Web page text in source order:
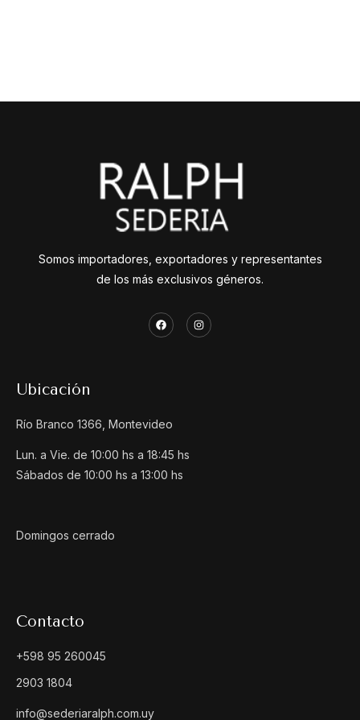
Somos importadores, exportadores y representantes
de los más exclusivos géneros.
Ubicación
Río Branco 1366, Montevideo
Lun. a Vie. de 10:00 hs a 18:45 hs
Sábados de 10:00 hs a 13:00 hs
Domingos cerrado
Contacto
+598 95 260045
2903 1804
info@sederiaralph.com.uy